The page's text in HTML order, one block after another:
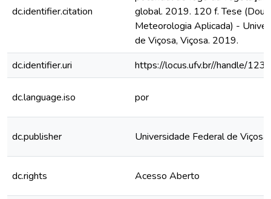
dc.identifier.citation
global. 2019. 120 f. Tese
Meteorologia Aplicada) -
de Viçosa, Viçosa. 2019.
dc.identifier.uri
https://locus.ufv.br//handle/
dc.language.iso por
dc.publisher Universidade Federal de Viçosa
dc.rights Acesso Aberto